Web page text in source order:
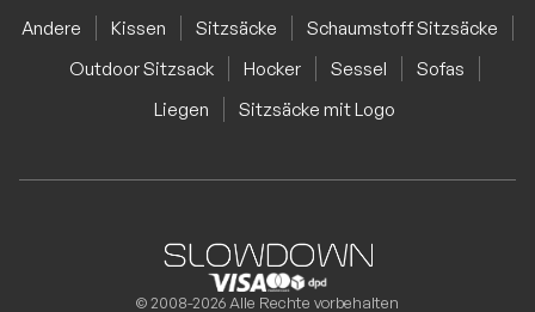
Andere Kissen Sitzsäcke
Schaumstoff Sitzsäcke
Outdoor Sitzsack
Hocker Sessel
Sofas
Liegen
Sitzsäcke mit Logo
© 2008-2026 Alle Rechte vorbehalten